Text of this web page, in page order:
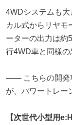
4WDシステムも
カル式からリヤモ
ーターの出力は約
行4WD車と同様の
―― こちらの開発
が、パワートレー
【次世代小型用